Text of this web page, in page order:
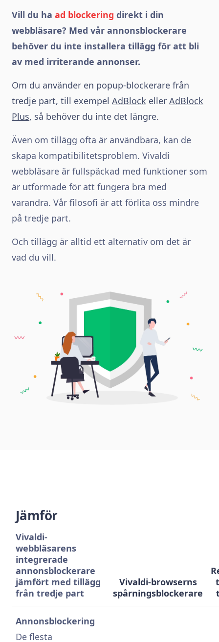
Vill du ha ad blockering direkt i din
webbläsare? Med vår annonsblockerare
behöver du inte installera tillägg för att bli
av med irriterande annonser.
Om du använder en popup-blockerare från
tredje part, till exempel AdBlock eller AdBlock
Plus, så behöver du inte det längre.
Även om tillägg ofta är användbara, kan de
skapa kompatibilitetsproblem. Vivaldi
webbläsare är fullspäckad med funktioner som
är utformade för att fungera bra med
varandra. Vår filosofi är att förlita oss mindre
på tredje part.
Och tillägg är alltid ett alternativ om det är
vad du vill.
Jämför
Vivaldi-
webbläsarens
integrerade
annonsblockerare
jämfört med tillägg
från tredje part
Vivaldi-browserns
spårningsblockerare
Annonsblockering
De flesta